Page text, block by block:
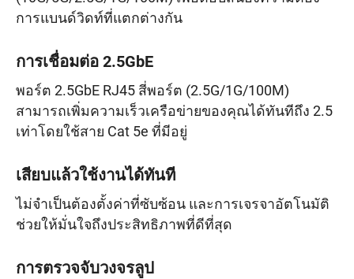
การแบนด์วิดท์ที่แตกต่างกัน
การเชื่อมต่อ 2.5GbE
พอร์ต 2.5GbE RJ45 สี่พอร์ต (2.5G/1G/100M)
สามารถเพิ่มความเร็วเครือข่ายของคุณได้ทันทีถึง 2.5
เท่าโดยใช้สาย Cat 5e ที่มีอยู่
เสียบแล้วใช้งานได้ทันที
ไม่จำเป็นต้องตั้งค่าที่ซับซ้อน และการเจรจาอัตโนมัติ
ช่วยให้มั่นใจถึงประสิทธิภาพที่ดีที่สุด
การตรวจจับวงจรลูป